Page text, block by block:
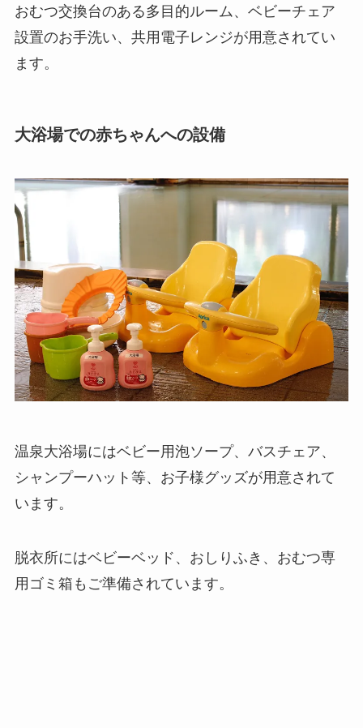
おむつ交換台のある多目的ルーム、ベビーチェア
設置のお手洗い、共用電子レンジが用意されてい
ます。
大浴場での赤ちゃんへの設備
温泉大浴場にはベビー用泡ソープ、バスチェア、
シャンプーハット等、お子様グッズが用意されて
います。
脱衣所にはベビーベッド、おしりふき、おむつ専
用ゴミ箱もご準備されています。